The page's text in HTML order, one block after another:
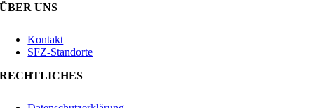
ÜBER UNS
Kontakt
SFZ-Standorte
RECHTLICHES